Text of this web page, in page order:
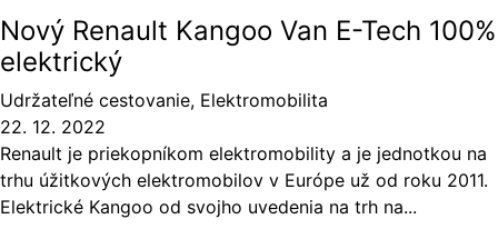
Nový Renault Kangoo Van E-Tech 100%
elektrický
Udržateľné cestovanie, Elektromobilita
22. 12. 2022
Renault je priekopníkom elektromobility a je jednotkou na
trhu úžitkových elektromobilov v Európe už od roku 2011.
Elektrické Kangoo od svojho uvedenia na trh na...